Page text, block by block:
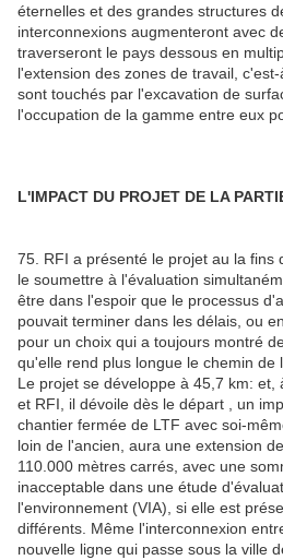
éternelles et des grandes structures
interconnexions augmenteront avec
traverseront le pays dessous en
l'extension des zones de travail,
sont touchés par l'excavation de
l'occupation de la gamme entre eux
L'IMPACT DU PROJET DE LA
75. RFI a présenté le projet au la fins
le soumettre à l'évaluation
être dans l'espoir que le processus
pouvait terminer dans les délais, ou
pour un choix qui a toujours montré
qu'elle rend plus longue le chemin de
Le projet se développe à 45,7 km: et,
et RFI, il dévoile dès le départ , un
chantier fermée de LTF avec soi-
loin de l'ancien, aura une extension de
110.000 mètres carrés, avec une
inacceptable dans une étude
l'environnement (VIA), si elle est
différents. Même l'interconnexion
nouvelle ligne qui passe sous la ville